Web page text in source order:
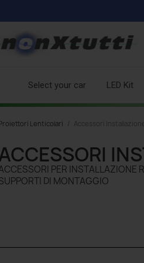
Select your car LED Kit
Lenticolari Accessori
PER INSTALLAZIONE
DI MONTAGGIO